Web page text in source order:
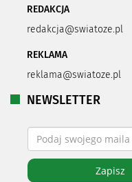
REDAKCJA
redakcja@swiatoze.pl
REKLAMA
reklama@swiatoze.pl
NEWSLETTER